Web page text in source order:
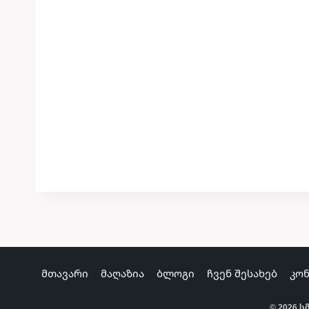
მთავარი მაღაზია ბლოგი ჩვენ შესახებ